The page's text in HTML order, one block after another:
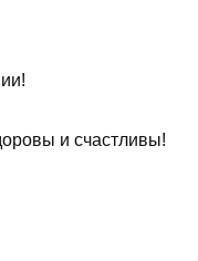
и счастливы!